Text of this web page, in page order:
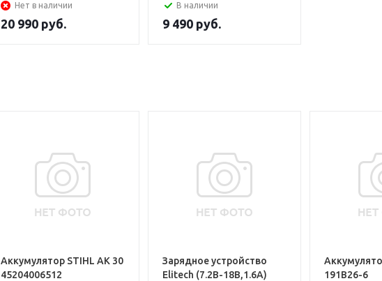
Нет в наличии
20 990 руб.
В наличии
9 490 руб.
Аккумулятор STIHL АK 30
45204006512
Зарядное устройство
Elitech (7.2В-18В,1.6A)
191B26-6